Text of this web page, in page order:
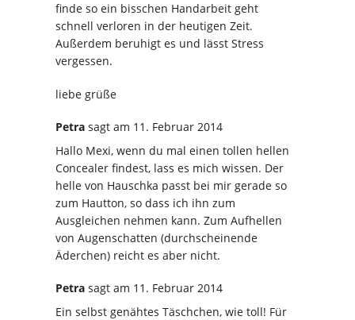
finde so ein bisschen Handarbeit geht
schnell verloren in der heutigen Zeit.
Außerdem beruhigt es und lässt Stress
vergessen.
liebe grüße
Petra sagt am 11. Februar 2014
Hallo Mexi, wenn du mal einen tollen hellen
Concealer findest, lass es mich wissen. Der
helle von Hauschka passt bei mir gerade so
zum Hautton, so dass ich ihn zum
Ausgleichen nehmen kann. Zum Aufhellen
von Augenschatten (durchscheinende
Äderchen) reicht es aber nicht.
Petra sagt am 11. Februar 2014
Ein selbst genähtes Täschchen, wie toll! Für